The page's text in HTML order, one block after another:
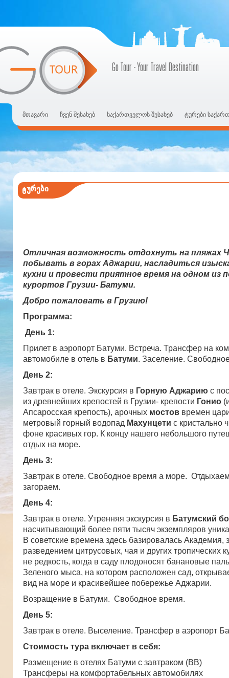
Go Tour - Your Travel Destination
მთავარი ჩვენ შესახებ საქართველოს შესახებ ტურები
ტურები
Отличная возможность отдохнуть на пляжах
побывать в горах Аджарии, насладиться
кухни и провести приятное время на одном из
курортов Грузии- Батуми.
Добро пожаловать в Грузию!
Программа:
День 1:
Прилет в аэропорт Батуми. Встреча. Трансфер на
автомобиле в отель в Батуми. Заселение.
День 2:
Завтрак в отеле. Экскурсия в Горную Аджарию с
из древнейших крепостей в Грузии- крепости Гонио
Апсаросская крепость), арочных мостов времен
метровый горный водопад Махунцети с кристально
фоне красивых гор. К концу нашего небольшого
отдых на море.
День 3:
Завтрак в отеле. Свободное время а море.
загораем.
День 4:
Завтрак в отеле. Утренняя экскурсия в Батумский
насчитывающий более пяти тысяч экземпляров
В советские времена здесь базировалась
разведением цитрусовых, чая и других тропических
не редкость, когда в саду плодоносят банановые
Зеленого мыса, на котором расположен сад,
вид на море и красивейшее побережье Аджарии.
Возращение в Батуми. Свободное время.
День 5:
Завтрак в отеле. Выселение. Трансфер в аэропорт
Стоимость тура включает в себя:
Размещение в отелях Батуми с завтраком (ВВ)
Трансферы на комфортабельных автомобилях